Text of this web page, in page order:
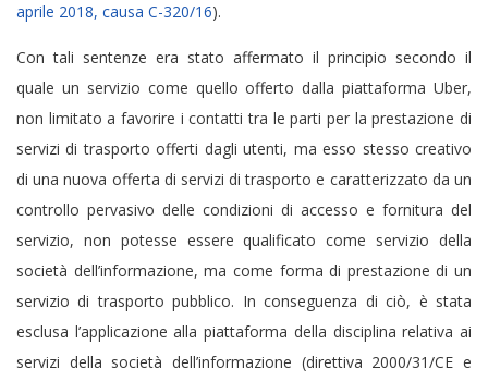
aprile 2018, causa C-320/16).
Con tali sentenze era stato affermato il principio secondo il
quale un servizio come quello offerto dalla piattaforma Uber,
non limitato a favorire i contatti tra le parti per la prestazione di
servizi di trasporto offerti dagli utenti, ma esso stesso creativo
di una nuova offerta di servizi di trasporto e caratterizzato da un
controllo pervasivo delle condizioni di accesso e fornitura del
servizio, non potesse essere qualificato come servizio della
società dell’informazione, ma come forma di prestazione di un
servizio di trasporto pubblico. In conseguenza di ciò, è stata
esclusa l’applicazione alla piattaforma della disciplina relativa ai
servizi della società dell’informazione (direttiva 2000/31/CE e